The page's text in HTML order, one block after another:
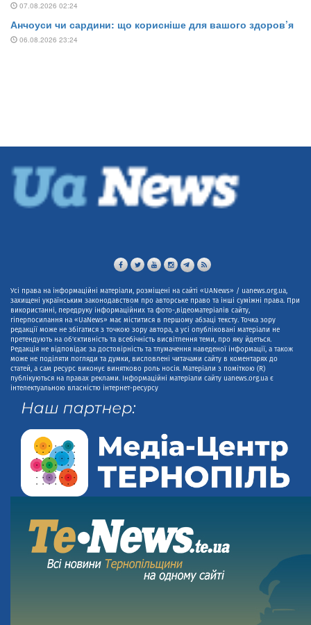
Усі права на інформаційні матеріали, розміщені на сайті «UANews» / uanews.org.ua,
захищені українським законодавством про авторське право та інші суміжні права. При
використанні, передруку інформаційних та фото-,відеоматеріалів сайту,
гіперпосилання на «UaNews» має міститися в першому абзаці тексту. Точка зору
редакції може не збігатися з точкою зору автора, а усі опубліковані матеріали не
претендують на об'єктивність та всебічність висвітлення теми, про яку йдеться.
Редакція не відповідає за достовірність та тлумачення наведеної інформації, а також
може не поділяти погляди та думки, висловлені читачами сайту в коментарях до
статей, а сам ресурс виконує винятково роль носія. Матеріали з поміткою (R)
публікуються на правах реклами. Інформаційні матеріали сайту uanews.org.ua є
інтелектуальною власністю інтернет-ресурсу